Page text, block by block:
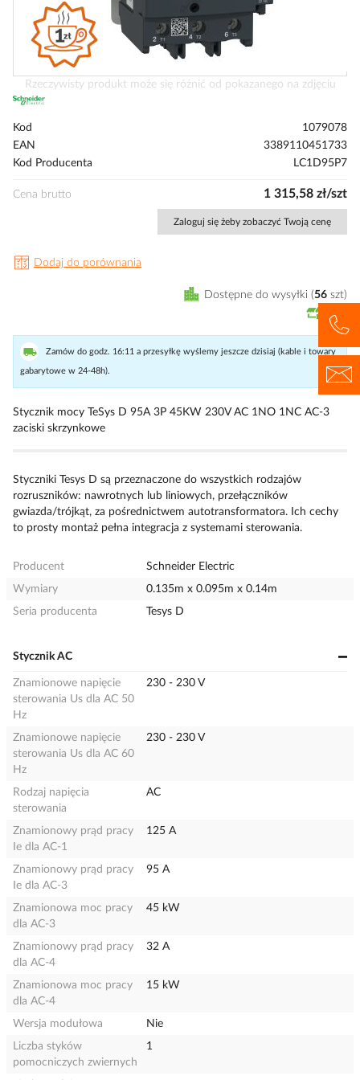
Przejdź
na
galerii
Rzeczywisty produkt może się różnić od pokazanego na zdjęciu
Kod
1079078
EAN
3389110451733
Kod Producenta
LC1D95P7
Cena brutto 1 315,58 zł/szt
Zaloguj się żeby zobaczyć Twoją cenę
Dodaj do porównania
Dostępne do wysyłki 56 szt
Zamów do godz. 16:11 a przesyłkę wyślemy jeszcze dzisiaj (kable i towary
gabarytowe w 24-48h).
Stycznik mocy TeSys D 95A 3P 45KW 230V AC 1NO 1NC AC-3
zaciski skrzynkowe
Styczniki Tesys D są przeznaczone do wszystkich rodzajów
rozruszników: nawrotnych lub liniowych, przełączników
gwiazda/trójkąt, za pośrednictwem autotransformatora. Ich cechy
to prosty montaż pełna integracja z systemami sterowania.
Producent
Schneider Electric
Wymiary
0.135m x 0.095m x 0.14m
Seria producenta
Tesys D
Stycznik AC
Znamionowe napięcie
sterowania Us dla AC 50
Hz
230 - 230 V
Znamionowe napięcie
sterowania Us dla AC 60
Hz
230 - 230 V
Rodzaj napięcia
sterowania
AC
Znamionowy prąd pracy
Ie dla AC-1
125 A
Znamionowy prąd pracy
Ie dla AC-3
95 A
Znamionowa moc pracy
dla AC-3
45 kW
Znamionowy prąd pracy
dla AC-4
32 A
Znamionowa moc pracy
dla AC-4
15 kW
Wersja modułowa
Nie
Liczba styków
pomocniczych zwiernych
1